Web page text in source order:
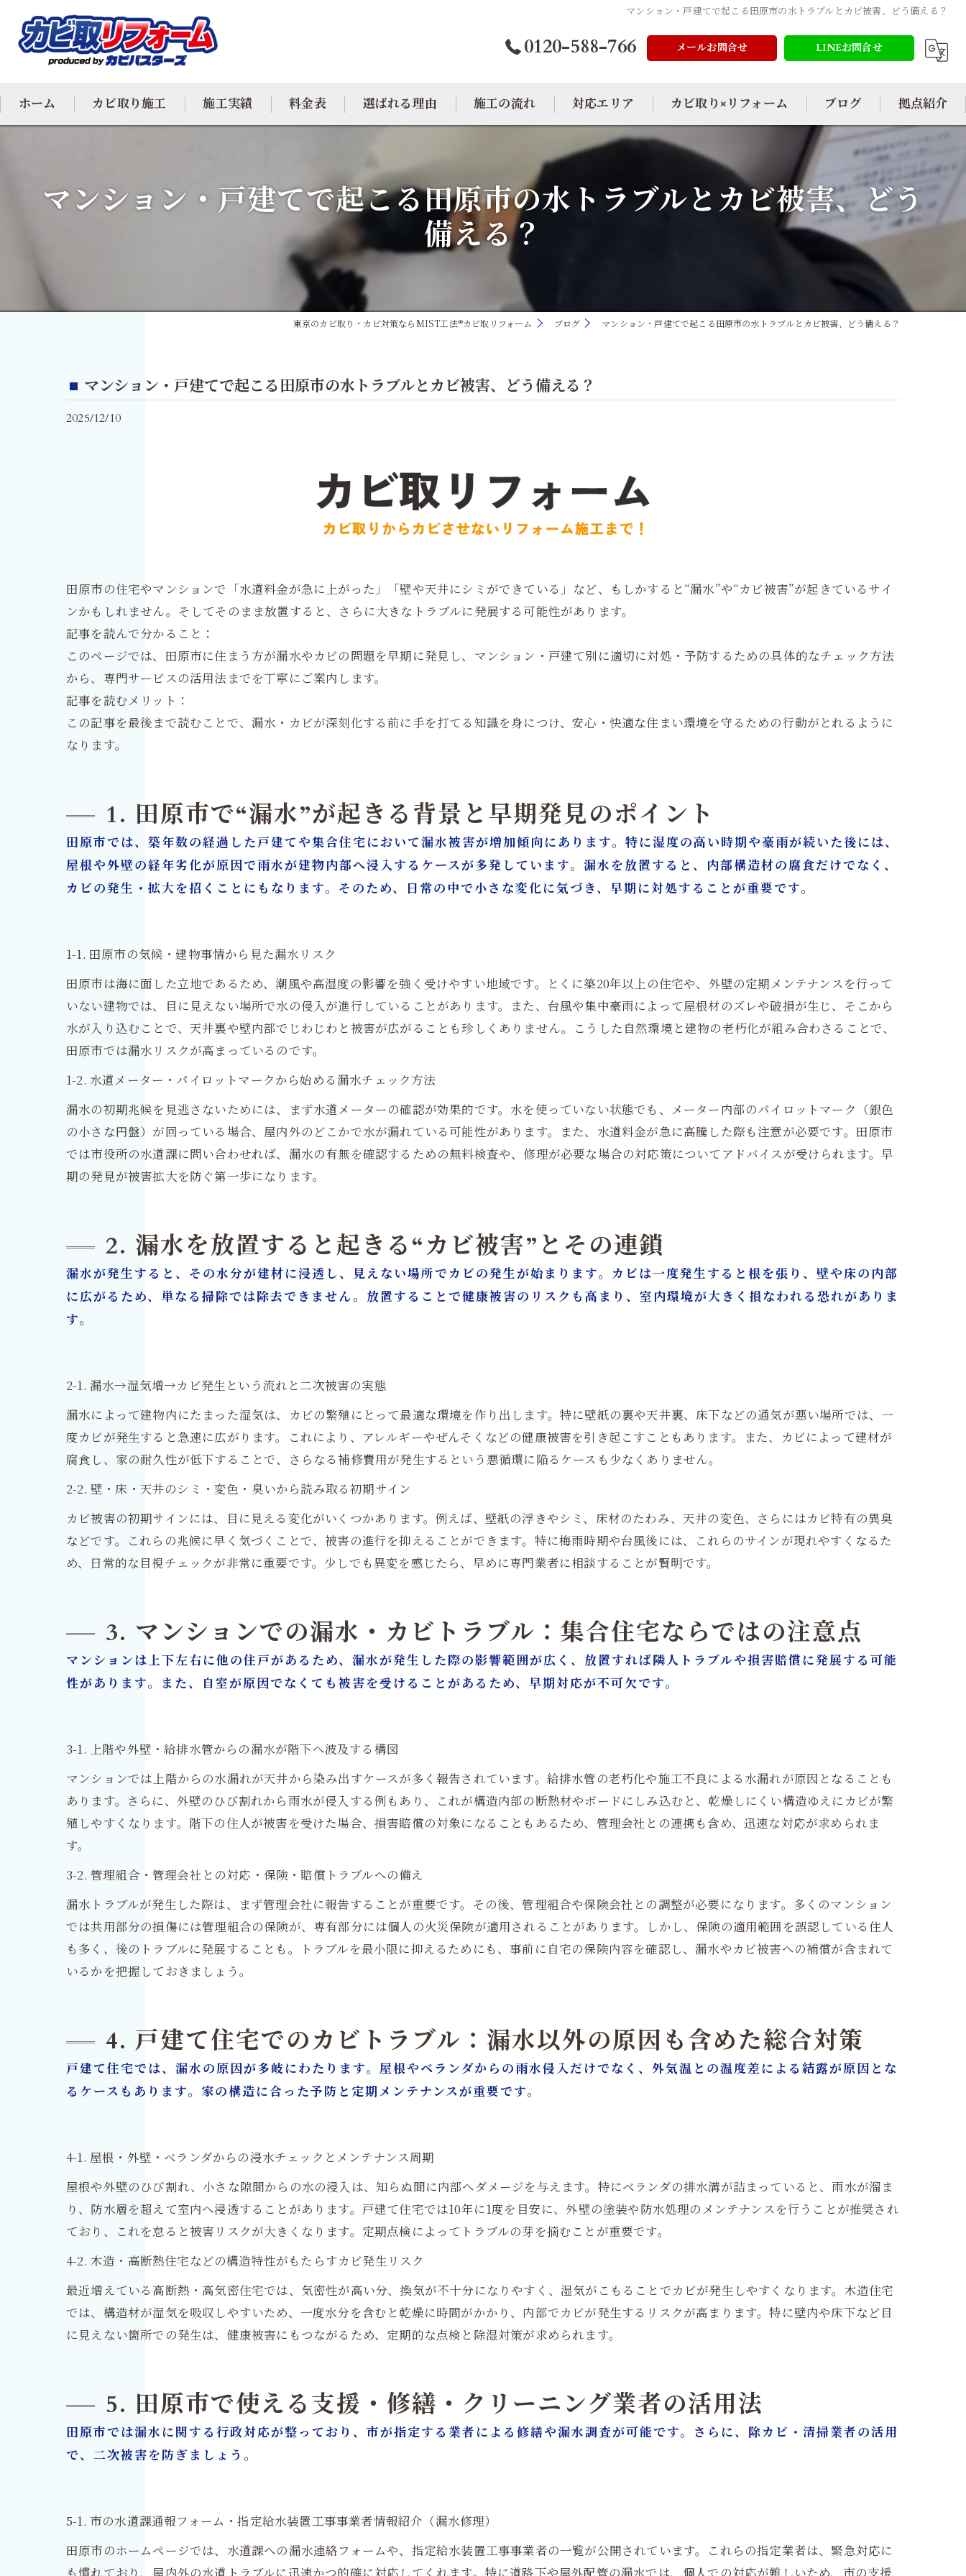
マンション・戸建てで起こる田原市の水トラブルとカビ被害、どう備える？
0120-588-766 メールお問合せ LINEお問合せ
ホーム カビ取り施工
カビ除去
施工実績 料金表 選ばれる理由 施工の流れ 対応エリア
大阪のカビ取り
東京のカビ取り
カビ取り×リフォーム ブログ 拠点紹介
マンション・戸建てで起こる田原市の水トラブルとカビ被害、どう
備える？
東京のカビ取り・カビ対策ならMIST工法®カビ取リフォーム ブログ マンション・戸建てで起こる田原市の水トラブルとカビ被害、どう備える？
マンション・戸建てで起こる田原市の水トラブルとカビ被害、どう備える？
2025/12/10
田原市の住宅やマンションで「水道料金が急に上がった」「壁や天井にシミができている」など、もしかすると“漏水”や“カビ被害”が起きているサイ
ンかもしれません。そしてそのまま放置すると、さらに大きなトラブルに発展する可能性があります。
記事を読んで分かること：
このページでは、田原市に住まう方が漏水やカビの問題を早期に発見し、マンション・戸建て別に適切に対処・予防するための具体的なチェック方法
から、専門サービスの活用法までを丁寧にご案内します。
記事を読むメリット：
この記事を最後まで読むことで、漏水・カビが深刻化する前に手を打てる知識を身につけ、安心・快適な住まい環境を守るための行動がとれるように
なります。
1. 田原市で“漏水”が起きる背景と早期発見のポイント
田原市では、築年数の経過した戸建てや集合住宅において漏水被害が増加傾向にあります。特に湿度の高い時期や豪雨が続いた後には、
屋根や外壁の経年劣化が原因で雨水が建物内部へ浸入するケースが多発しています。漏水を放置すると、内部構造材の腐食だけでなく、
カビの発生・拡大を招くことにもなります。そのため、日常の中で小さな変化に気づき、早期に対処することが重要です。
1-1. 田原市の気候・建物事情から見た漏水リスク
田原市は海に面した立地であるため、潮風や高湿度の影響を強く受けやすい地域です。とくに築20年以上の住宅や、外壁の定期メンテナンスを行って
いない建物では、目に見えない場所で水の侵入が進行していることがあります。また、台風や集中豪雨によって屋根材のズレや破損が生じ、そこから
水が入り込むことで、天井裏や壁内部でじわじわと被害が広がることも珍しくありません。こうした自然環境と建物の老朽化が組み合わさることで、
田原市では漏水リスクが高まっているのです。
1-2. 水道メーター・パイロットマークから始める漏水チェック方法
漏水の初期兆候を見逃さないためには、まず水道メーターの確認が効果的です。水を使っていない状態でも、メーター内部のパイロットマーク（銀色
の小さな円盤）が回っている場合、屋内外のどこかで水が漏れている可能性があります。また、水道料金が急に高騰した際も注意が必要です。田原市
では市役所の水道課に問い合わせれば、漏水の有無を確認するための無料検査や、修理が必要な場合の対応策についてアドバイスが受けられます。早
期の発見が被害拡大を防ぐ第一歩になります。
2. 漏水を放置すると起きる“カビ被害”とその連鎖
漏水が発生すると、その水分が建材に浸透し、見えない場所でカビの発生が始まります。カビは一度発生すると根を張り、壁や床の内部
に広がるため、単なる掃除では除去できません。放置することで健康被害のリスクも高まり、室内環境が大きく損なわれる恐れがありま
す。
2-1. 漏水→湿気増→カビ発生という流れと二次被害の実態
漏水によって建物内にたまった湿気は、カビの繁殖にとって最適な環境を作り出します。特に壁紙の裏や天井裏、床下などの通気が悪い場所では、一
度カビが発生すると急速に広がります。これにより、アレルギーやぜんそくなどの健康被害を引き起こすこともあります。また、カビによって建材が
腐食し、家の耐久性が低下することで、さらなる補修費用が発生するという悪循環に陥るケースも少なくありません。
2-2. 壁・床・天井のシミ・変色・臭いから読み取る初期サイン
カビ被害の初期サインには、目に見える変化がいくつかあります。例えば、壁紙の浮きやシミ、床材のたわみ、天井の変色、さらにはカビ特有の異臭
などです。これらの兆候に早く気づくことで、被害の進行を抑えることができます。特に梅雨時期や台風後には、これらのサインが現れやすくなるた
め、日常的な目視チェックが非常に重要です。少しでも異変を感じたら、早めに専門業者に相談することが賢明です。
3. マンションでの漏水・カビトラブル：集合住宅ならではの注意点
マンションは上下左右に他の住戸があるため、漏水が発生した際の影響範囲が広く、放置すれば隣人トラブルや損害賠償に発展する可能
性があります。また、自室が原因でなくても被害を受けることがあるため、早期対応が不可欠です。
3-1. 上階や外壁・給排水管からの漏水が階下へ波及する構図
マンションでは上階からの水漏れが天井から染み出すケースが多く報告されています。給排水管の老朽化や施工不良による水漏れが原因となることも
あります。さらに、外壁のひび割れから雨水が侵入する例もあり、これが構造内部の断熱材やボードにしみ込むと、乾燥しにくい構造ゆえにカビが繁
殖しやすくなります。階下の住人が被害を受けた場合、損害賠償の対象になることもあるため、管理会社との連携も含め、迅速な対応が求められま
す。
3-2. 管理組合・管理会社との対応・保険・賠償トラブルへの備え
漏水トラブルが発生した際は、まず管理会社に報告することが重要です。その後、管理組合や保険会社との調整が必要になります。多くのマンション
では共用部分の損傷には管理組合の保険が、専有部分には個人の火災保険が適用されることがあります。しかし、保険の適用範囲を誤認している住人
も多く、後のトラブルに発展することも。トラブルを最小限に抑えるためにも、事前に自宅の保険内容を確認し、漏水やカビ被害への補償が含まれて
いるかを把握しておきましょう。
4. 戸建て住宅でのカビトラブル：漏水以外の原因も含めた総合対策
戸建て住宅では、漏水の原因が多岐にわたります。屋根やベランダからの雨水侵入だけでなく、外気温との温度差による結露が原因とな
るケースもあります。家の構造に合った予防と定期メンテナンスが重要です。
4-1. 屋根・外壁・ベランダからの浸水チェックとメンテナンス周期
屋根や外壁のひび割れ、小さな隙間からの水の浸入は、知らぬ間に内部へダメージを与えます。特にベランダの排水溝が詰まっていると、雨水が溜ま
り、防水層を超えて室内へ浸透することがあります。戸建て住宅では10年に1度を目安に、外壁の塗装や防水処理のメンテナンスを行うことが推奨され
ており、これを怠ると被害リスクが大きくなります。定期点検によってトラブルの芽を摘むことが重要です。
4-2. 木造・高断熱住宅などの構造特性がもたらすカビ発生リスク
最近増えている高断熱・高気密住宅では、気密性が高い分、換気が不十分になりやすく、湿気がこもることでカビが発生しやすくなります。木造住宅
では、構造材が湿気を吸収しやすいため、一度水分を含むと乾燥に時間がかかり、内部でカビが発生するリスクが高まります。特に壁内や床下など目
に見えない箇所での発生は、健康被害にもつながるため、定期的な点検と除湿対策が求められます。
5. 田原市で使える支援・修繕・クリーニング業者の活用法
田原市では漏水に関する行政対応が整っており、市が指定する業者による修繕や漏水調査が可能です。さらに、除カビ・清掃業者の活用
で、二次被害を防ぎましょう。
5-1. 市の水道課通報フォーム・指定給水装置工事事業者情報紹介（漏水修理）
田原市のホームページでは、水道課への漏水連絡フォームや、指定給水装置工事事業者の一覧が公開されています。これらの指定業者は、緊急対応に